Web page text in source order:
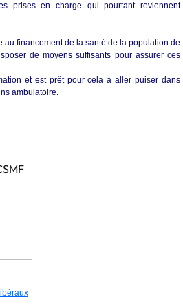
prises en charge qui pourtant reviennent
financement de la santé de la population de
de moyens suffisants pour assurer ces
et est prêt pour cela à aller puiser dans
ambulatoire.